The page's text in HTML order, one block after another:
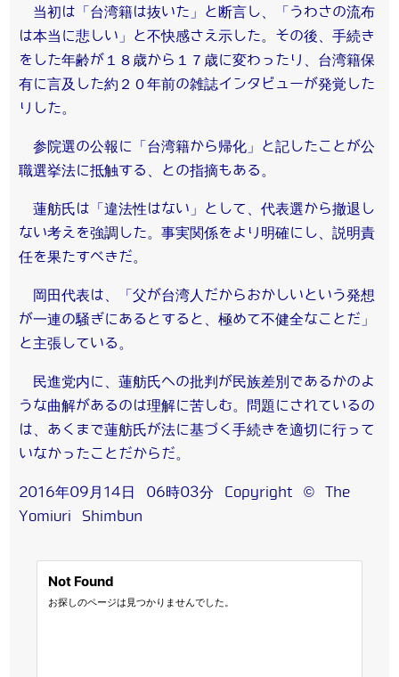
当初は「台湾籍は抜いた」と断言し、「うわさの流布
は本当に悲しい」と不快感さえ示した。その後、手続き
をした年齢が１８歳から１７歳に変わったり、台湾籍保
有に言及した約２０年前の雑誌インタビューが発覚した
りした。
参院選の公報に「台湾籍から帰化」と記したことが公
職選挙法に抵触する、との指摘もある。
蓮舫氏は「違法性はない」として、代表選から撤退し
ない考えを強調した。事実関係をより明確にし、説明責
任を果たすべきだ。
岡田代表は、「父が台湾人だからおかしいという発想
が一連の騒ぎにあるとすると、極めて不健全なことだ」
と主張している。
民進党内に、蓮舫氏への批判が民族差別であるかのよ
うな曲解があるのは理解に苦しむ。問題にされているの
は、あくまで蓮舫氏が法に基づく手続きを適切に行って
いなかったことだからだ。
2016年09月14日 06時03分 Copyright © The
Yomiuri Shimbun